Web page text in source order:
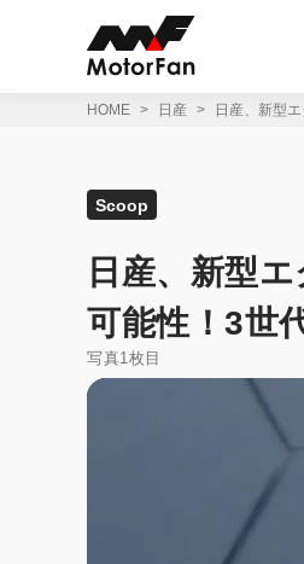
HOME 日産 日産、新型
Scoop
日産、新型
可能性！3世
写真1枚目